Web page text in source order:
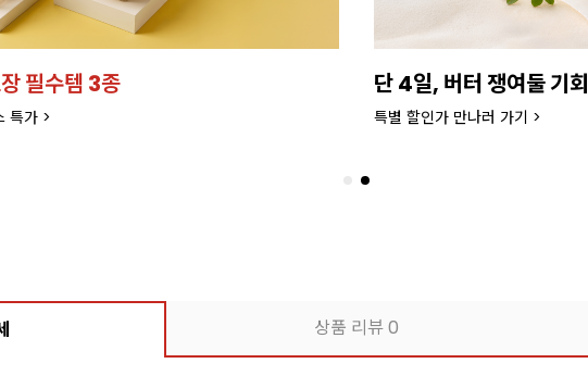
필수템 3종
특가 >
단 4일, 버터 쟁여둘 기회
특별 할인가 만나러 가기 >
상품 리뷰0